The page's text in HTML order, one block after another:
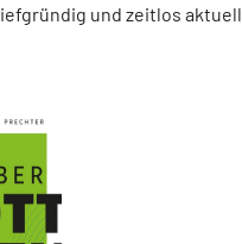
und zeitlos aktuell.